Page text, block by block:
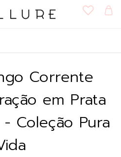
Corrente
em Prata
Coleção Pura